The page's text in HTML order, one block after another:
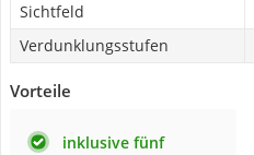
Sichtfeld
Verdunklungsstufen
Vorteile
inklusive fünf